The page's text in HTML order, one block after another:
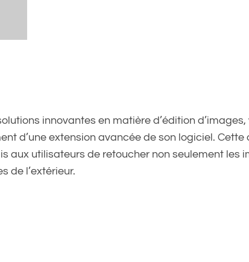
innovantes en matière d’édition
d’une extension avancée de son logiciel. Cette
aux utilisateurs de retoucher non seulement les
de l’extérieur.